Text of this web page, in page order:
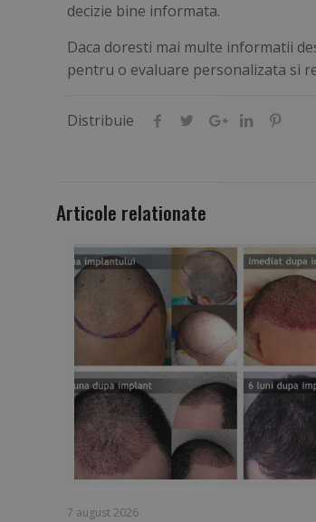
decizie bine informata.
Daca doresti mai multe informatii
pentru o evaluare personalizata si
Distribuie
Articole relationate
7 august 2026